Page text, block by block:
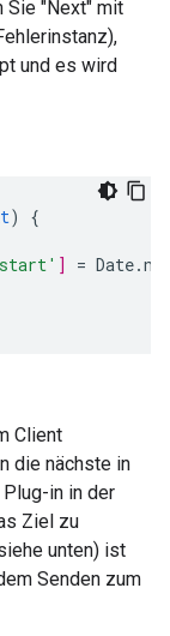
Sie "Next" mit
und es wird
)
{
] =
Client
die nächste in
in in der
Ziel zu
unten) ist
Senden zum